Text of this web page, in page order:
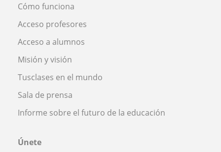
Cómo funciona
Acceso profesores
Acceso a alumnos
Misión y visión
Tusclases en el mundo
Sala de prensa
Informe sobre el futuro de la educación
Únete